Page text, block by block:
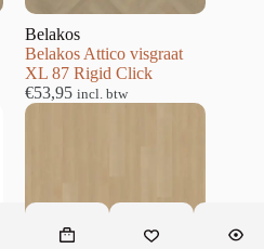
Belakos
Belakos Attico visgraat
XL 87 Rigid Click
€53,95 incl. btw